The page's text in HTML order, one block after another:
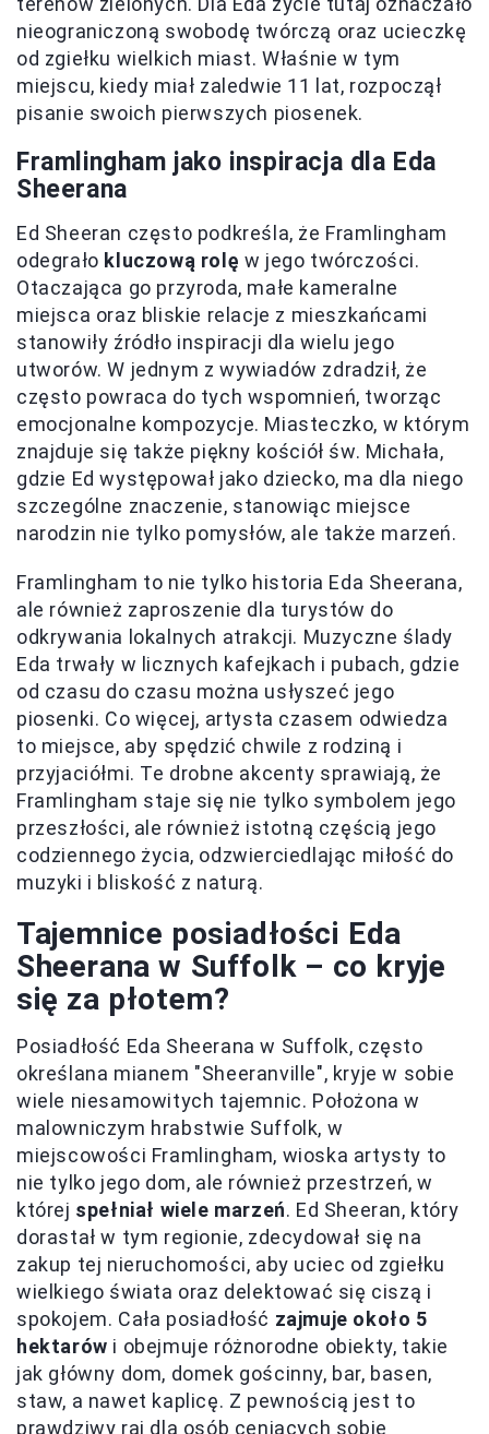
nieograniczoną swobodę twórczą oraz ucieczkę
od zgiełku wielkich miast. Właśnie w tym
miejscu, kiedy miał zaledwie 11 lat, rozpoczął
pisanie swoich pierwszych piosenek.
Framlingham jako inspiracja dla Eda
Sheerana
Ed Sheeran często podkreśla, że Framlingham
odegrało kluczową rolę w jego twórczości.
Otaczająca go przyroda, małe kameralne
miejsca oraz bliskie relacje z mieszkańcami
stanowiły źródło inspiracji dla wielu jego
utworów. W jednym z wywiadów zdradził, że
często powraca do tych wspomnień, tworząc
emocjonalne kompozycje. Miasteczko, w którym
znajduje się także piękny kościół św. Michała,
gdzie Ed występował jako dziecko, ma dla niego
szczególne znaczenie, stanowiąc miejsce
narodzin nie tylko pomysłów, ale także marzeń.
Framlingham to nie tylko historia Eda Sheerana,
ale również zaproszenie dla turystów do
odkrywania lokalnych atrakcji. Muzyczne ślady
Eda trwały w licznych kafejkach i pubach, gdzie
od czasu do czasu można usłyszeć jego
piosenki. Co więcej, artysta czasem odwiedza
to miejsce, aby spędzić chwile z rodziną i
przyjaciółmi. Te drobne akcenty sprawiają, że
Framlingham staje się nie tylko symbolem jego
przeszłości, ale również istotną częścią jego
codziennego życia, odzwierciedlając miłość do
muzyki i bliskość z naturą.
Tajemnice posiadłości Eda
Sheerana w Suffolk – co kryje
się za płotem?
Posiadłość Eda Sheerana w Suffolk, często
określana mianem "Sheeranville", kryje w sobie
wiele niesamowitych tajemnic. Położona w
malowniczym hrabstwie Suffolk, w
miejscowości Framlingham, wioska artysty to
nie tylko jego dom, ale również przestrzeń, w
której spełniał wiele marzeń. Ed Sheeran, który
dorastał w tym regionie, zdecydował się na
zakup tej nieruchomości, aby uciec od zgiełku
wielkiego świata oraz delektować się ciszą i
spokojem. Cała posiadłość zajmuje około 5
hektarów i obejmuje różnorodne obiekty, takie
jak główny dom, domek gościnny, bar, basen,
staw, a nawet kaplicę. Z pewnością jest to
prawdziwy raj dla osób ceniących sobie